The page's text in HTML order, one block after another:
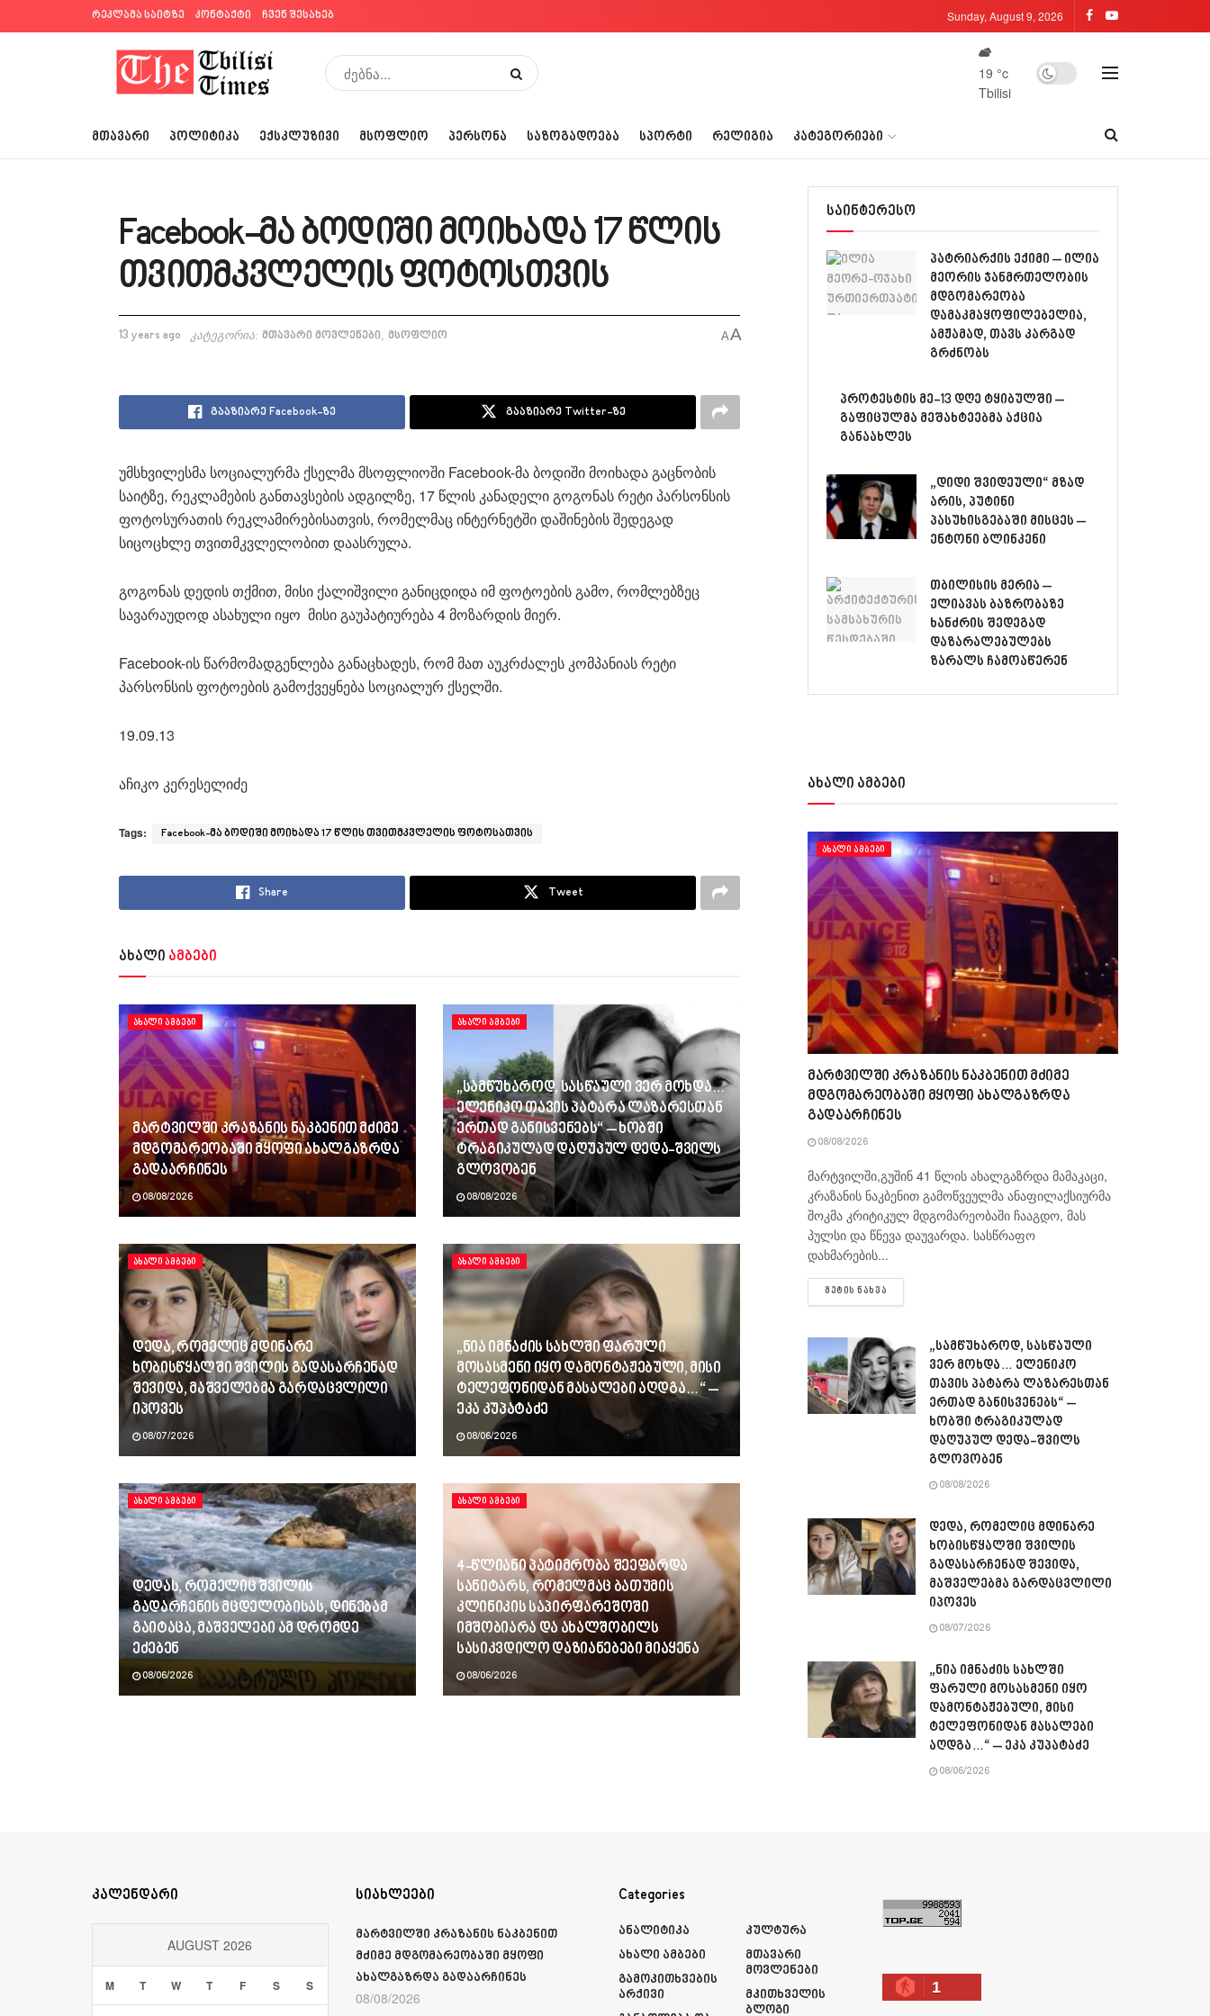
რეკლამა საიტზე კონტაქტი ჩვენ შესახებ Sunday, August 9, 2026
19 °c
Tbilisi
ᲛᲗᲐᲕᲐᲠᲘ ᲞᲝᲚᲘᲢᲘᲙᲐ ᲔᲥᲡᲙᲚᲣᲖᲘᲕᲘ ᲛᲡᲝᲤᲚᲘᲝ ᲞᲔᲠᲡᲝᲜᲐ ᲡᲐᲖᲝᲒᲐᲓᲝᲔᲑᲐ ᲡᲞᲝᲠᲢᲘ ᲠᲔᲚᲘᲒᲘᲐ ᲙᲐᲢᲔᲒᲝᲠᲘᲔᲑᲘ
Facebook-მა ბოდიში მოიხადა 17 წლის
თვითმკვლელის ფოტოსთვის
13 years ago კატეგორია: მთავარი მოვლენები, მსოფლიო AA
გააზიარე Facebook-ზე გააზიარე Twitter-ზე
უმსხვილესმა სოციალურმა ქსელმა მსოფლიოში Facebook-მა ბოდიში მოიხადა გაცნობის
საიტზე, რეკლამების განთავსების ადგილზე, 17 წლის კანადელი გოგონას რეტი პარსონსის
ფოტოსურათის რეკლამირებისათვის, რომელმაც ინტერნეტში დაშინების შედეგად
სიცოცხლე თვითმკვლელობით დაასრულა.
გოგონას დედის თქმით, მისი ქალიშვილი განიცდიდა იმ ფოტოების გამო, რომლებზეც
სავარაუდოდ ასახული იყო მისი გაუპატიურება 4 მოზარდის მიერ.
Facebook-ის წარმომადგენლება განაცხადეს, რომ მათ აუკრძალეს კომპანიას რეტი
პარსონსის ფოტოების გამოქვეყნება სოციალურ ქსელში.
19.09.13
აჩიკო კერესელიძე
Tags: Facebook-მა ბოდიში მოიხადა 17 წლის თვითმკვლელის ფოტოსათვის
Share Tweet
ახალი ამბები
ᲐᲮᲐᲚᲘ ᲐᲛᲑᲔᲑᲘ
მარტვილში კრაზანის ნაკბენით მძიმე
მდგომარეობაში მყოფი ახალგაზრდა
გადაარჩინეს
08/08/2026
ᲐᲮᲐᲚᲘ ᲐᲛᲑᲔᲑᲘ
„სამწუხაროდ, სასწაული ვერ მოხდა…
ელენიკო თავის პატარა ლაზარესთან
ერთად განისვენებს“ – ხობში
ტრაგიკულად დაღუპულ დედა-შვილს
გლოვობენ
08/08/2026
ᲐᲮᲐᲚᲘ ᲐᲛᲑᲔᲑᲘ
დედა, რომელიც მდინარე
ხობისწყალში შვილის გადასარჩენად
შევიდა, მაშველებმა გარდაცვლილი
იპოვეს
08/07/2026
ᲐᲮᲐᲚᲘ ᲐᲛᲑᲔᲑᲘ
„ნია იმნაძის სახლში ფარული
მოსასმენი იყო დამონტაჟებული, მისი
ტელეფონიდან მასალები აღდგა…“ –
ეკა კუპატაძე
08/06/2026
ᲐᲮᲐᲚᲘ ᲐᲛᲑᲔᲑᲘ
დედას, რომელიც შვილის
გადარჩენის მცდელობისას, დინებამ
გაიტაცა, მაშველები ამ დრომდე
ეძებენ
08/06/2026
ᲐᲮᲐᲚᲘ ᲐᲛᲑᲔᲑᲘ
4-წლიანი პატიმრობა შეეფარდა
სანიტარს, რომელმაც ბათუმის
კლინიკის საპირფარეშოში
იმშობიარა და ახალშობილს
სასიკვდილო დაზიანებები მიაყენა
08/06/2026
საინტერესო
პატრიარქის ექიმი – ილია
მეორის ჯანმრთელობის
მდგომარეობა
დამაკმაყოფილებელია,
ამჟამად, თავს კარგად
გრძნობს
პროტესტის მე-13 დღე ტყიბულში –
გაფიცულმა მეშახტეებმა აქცია
განაახლეს
„დიდი შვიდეული“ მზად
არის, პუტინი
პასუხისგებაში მისცეს –
ენტონი ბლინკენი
თბილისის მერია –
ელიავას ბაზრობაზე
ხანძრის შედეგად
დაზარალებულებს
ზარალს ჩამოაწერენ
ახალი ამბები
ᲐᲮᲐᲚᲘ ᲐᲛᲑᲔᲑᲘ
მარტვილში კრაზანის ნაკბენით მძიმე
მდგომარეობაში მყოფი ახალგაზრდა
გადაარჩინეს
08/08/2026
მარტვილში,გუშინ 41 წლის ახალგაზრდა მამაკაცი,
კრაზანის ნაკბენით გამოწვეულმა ანაფილაქსიურმა
შოკმა კრიტიკულ მდგომარეობაში ჩააგდო, მას
პულსი და წნევა დაუვარდა. სასწრაფო
დახმარების...
ᲛᲔᲢᲘᲡ ᲜᲐᲮᲕᲐ
„სამწუხაროდ, სასწაული
ვერ მოხდა… ელენიკო
თავის პატარა ლაზარესთან
ერთად განისვენებს“ –
ხობში ტრაგიკულად
დაღუპულ დედა-შვილს
გლოვობენ
08/08/2026
დედა, რომელიც მდინარე
ხობისწყალში შვილის
გადასარჩენად შევიდა,
მაშველებმა გარდაცვლილი
იპოვეს
08/07/2026
„ნია იმნაძის სახლში
ფარული მოსასმენი იყო
დამონტაჟებული, მისი
ტელეფონიდან მასალები
აღდგა…“ – ეკა კუპატაძე
08/06/2026
კალენდარი
AUGUST 2026
M T W T F S S
სიახლეები
მარტვილში კრაზანის ნაკბენით
მძიმე მდგომარეობაში მყოფი
ახალგაზრდა გადაარჩინეს
08/08/2026
Categories
Ანალიტიკა
Ახალი Ამბები
Გამოკითხვების
Არქივი
Კულტურა
Მთავარი
Მოვლენები
Მკითხველის
Ბლოგი
1